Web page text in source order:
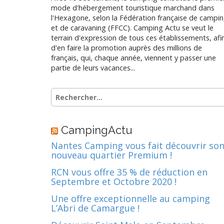
mode d'hébergement touristique marchand dans
l'Hexagone, selon la Fédération française de
et de caravaning (FFCC). Camping Actu se veut le
terrain d'expression de tous ces établissements,
d'en faire la promotion auprès des millions de
français, qui, chaque année, viennent y passer une
partie de leurs vacances...
Rechercher :
CampingActu
Nantes Camping vous fait découvrir son
nouveau quartier Premium !
RCN vous offre 35 % de réduction en
Septembre et Octobre 2020 !
Une offre exceptionnelle au camping
L’Abri de Camargue !